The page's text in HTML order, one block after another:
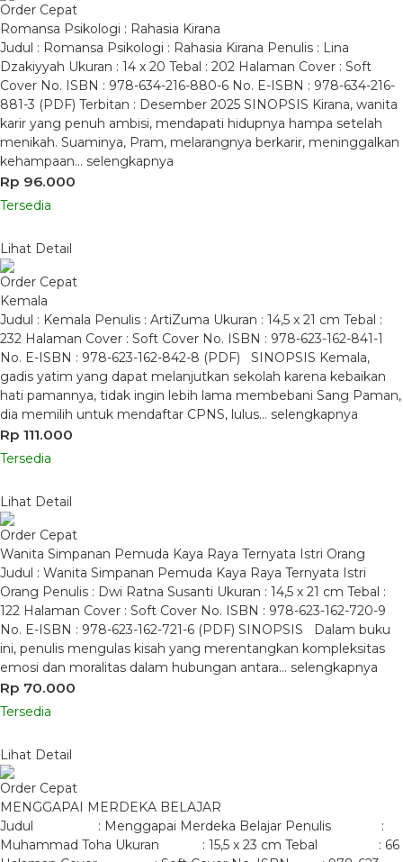
Order Cepat
Romansa Psikologi : Rahasia Kirana
Judul : Romansa Psikologi : Rahasia Kirana Penulis : Lina
Dzakiyyah Ukuran : 14 x 20 Tebal : 202 Halaman Cover : Soft
Cover No. ISBN : 978-634-216-880-6 No. E-ISBN : 978-634-216-
881-3 (PDF) Terbitan : Desember 2025 SINOPSIS Kirana, wanita
karir yang penuh ambisi, mendapati hidupnya hampa setelah
menikah. Suaminya, Pram, melarangnya berkarir, meninggalkan
kehampaan… selengkapnya
Rp 96.000
Tersedia
Lihat Detail
Order Cepat
Kemala
Judul : Kemala Penulis : ArtiZuma Ukuran : 14,5 x 21 cm Tebal :
232 Halaman Cover : Soft Cover No. ISBN : 978-623-162-841-1
No. E-ISBN : 978-623-162-842-8 (PDF) SINOPSIS Kemala,
gadis yatim yang dapat melanjutkan sekolah karena kebaikan
hati pamannya, tidak ingin lebih lama membebani Sang Paman,
dia memilih untuk mendaftar CPNS, lulus… selengkapnya
Rp 111.000
Tersedia
Lihat Detail
Order Cepat
Wanita Simpanan Pemuda Kaya Raya Ternyata Istri Orang
Judul : Wanita Simpanan Pemuda Kaya Raya Ternyata Istri
Orang Penulis : Dwi Ratna Susanti Ukuran : 14,5 x 21 cm Tebal :
122 Halaman Cover : Soft Cover No. ISBN : 978-623-162-720-9
No. E-ISBN : 978-623-162-721-6 (PDF) SINOPSIS Dalam buku
ini, penulis mengulas kisah yang merentangkan kompleksitas
emosi dan moralitas dalam hubungan antara… selengkapnya
Rp 70.000
Tersedia
Lihat Detail
Order Cepat
MENGGAPAI MERDEKA BELAJAR
Judul : Menggapai Merdeka Belajar Penulis :
Muhammad Toha Ukuran : 15,5 x 23 cm Tebal : 66